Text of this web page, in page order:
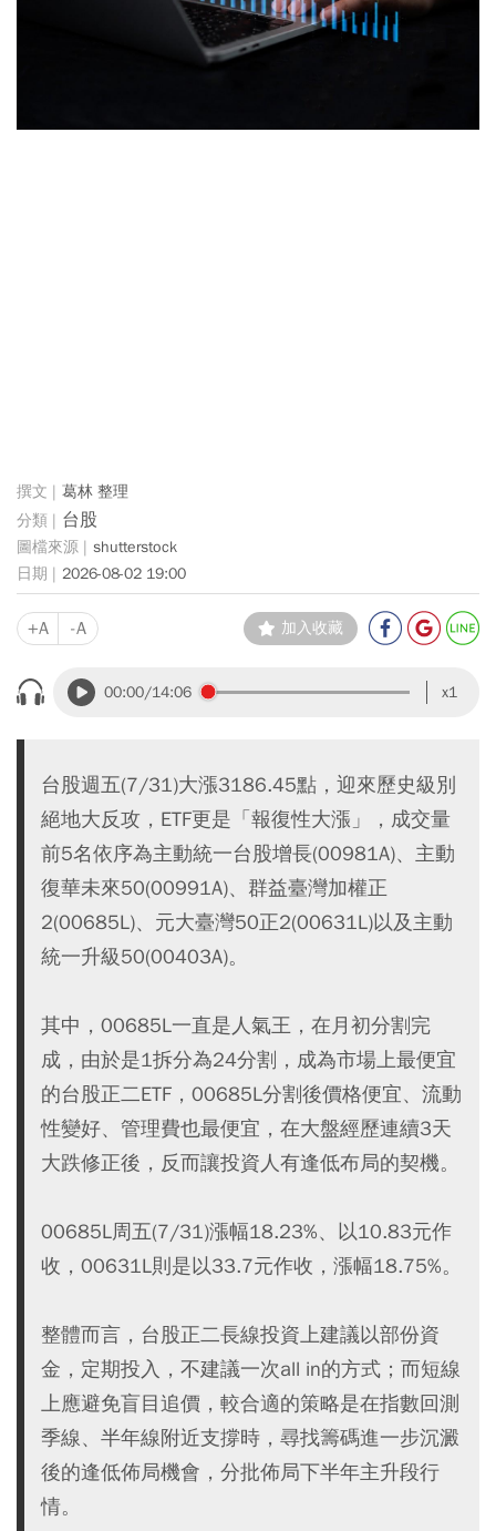
葛林 整理
台股
shutterstock
2026-08-02 19:00
+A -A 加入收藏
00:00/14:06 x1
台股週五(7/31)大漲3186.45點，迎來歷史級別
絕地大反攻，ETF更是「報復性大漲」，成交量
前5名依序為主動統一台股增長(00981A)、主動
復華未來50(00991A)、群益臺灣加權正
2(00685L)、元大臺灣50正2(00631L)以及主動
統一升級50(00403A)。
其中，00685L一直是人氣王，在月初分割完
成，由於是1拆分為24分割，成為市場上最便宜
的台股正二ETF，00685L分割後價格便宜、流動
性變好、管理費也最便宜，在大盤經歷連續3天
大跌修正後，反而讓投資人有逢低布局的契機。
00685L周五(7/31)漲幅18.23%、以10.83元作
收，00631L則是以33.7元作收，漲幅18.75%。
整體而言，台股正二長線投資上建議以部份資
金，定期投入，不建議一次all in的方式；而短線
上應避免盲目追價，較合適的策略是在指數回測
季線、半年線附近支撐時，尋找籌碼進一步沉澱
後的逢低佈局機會，分批佈局下半年主升段行
情。